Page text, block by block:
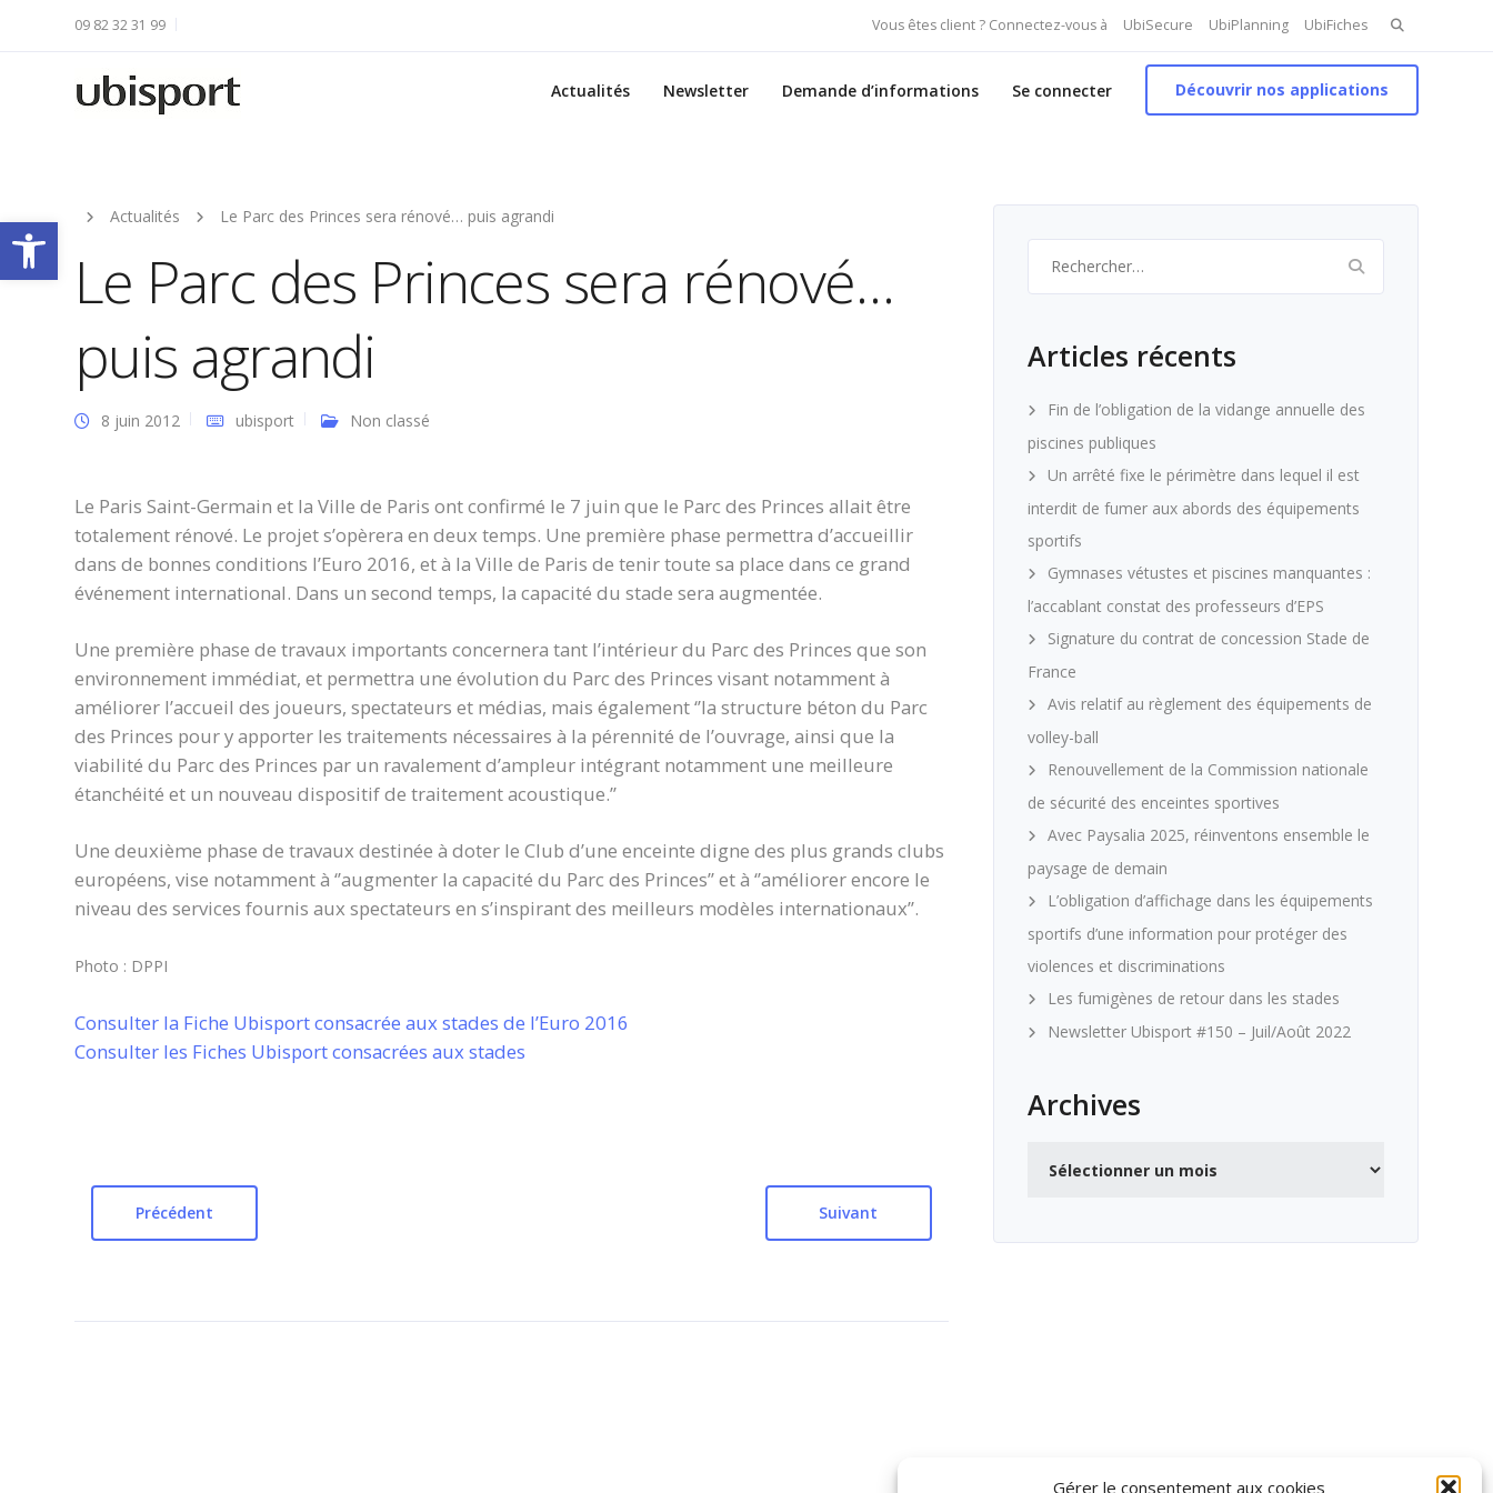
Ouvrir la barre d’outils
Gérer le consentement aux cookies
Vous êtes client ? Connectez-vous à UbiSecure UbiPlanning UbiFiches Search
for:
09 82 32 31 99
Actualités Newsletter Demande d’informations Se connecter Découvrir nos applications
Actualités Le Parc des Princes sera rénové… puis agrandi
Le Parc des Princes sera rénové…
puis agrandi
8 juin 2012 ubisport Non classé
Le Paris Saint-Germain et la Ville de Paris ont confirmé le 7 juin que le Parc des Princes allait être
totalement rénové. Le projet s’opèrera en deux temps. Une première phase permettra d’accueillir
dans de bonnes conditions l’Euro 2016, et à la Ville de Paris de tenir toute sa place dans ce grand
événement international. Dans un second temps, la capacité du stade sera augmentée.
Une première phase de travaux importants concernera tant l’intérieur du Parc des Princes que son
environnement immédiat, et permettra une évolution du Parc des Princes visant notamment à
améliorer l’accueil des joueurs, spectateurs et médias, mais également ‘’la structure béton du Parc
des Princes pour y apporter les traitements nécessaires à la pérennité de l’ouvrage, ainsi que la
viabilité du Parc des Princes par un ravalement d’ampleur intégrant notamment une meilleure
étanchéité et un nouveau dispositif de traitement acoustique.’’
Une deuxième phase de travaux destinée à doter le Club d’une enceinte digne des plus grands clubs
européens, vise notamment à ‘’augmenter la capacité du Parc des Princes’’ et à ‘’améliorer encore le
niveau des services fournis aux spectateurs en s’inspirant des meilleurs modèles internationaux’’.
Photo : DPPI
Consulter la Fiche Ubisport consacrée aux stades de l’Euro 2016
Consulter les Fiches Ubisport consacrées aux stades
Précédent Suivant
Articles récents
Fin de l’obligation de la vidange annuelle des
piscines publiques
Un arrêté fixe le périmètre dans lequel il est
interdit de fumer aux abords des équipements
sportifs
Gymnases vétustes et piscines manquantes :
l’accablant constat des professeurs d’EPS
Signature du contrat de concession Stade de
France
Avis relatif au règlement des équipements de
volley-ball
Renouvellement de la Commission nationale
de sécurité des enceintes sportives
Avec Paysalia 2025, réinventons ensemble le
paysage de demain
L’obligation d’affichage dans les équipements
sportifs d’une information pour protéger des
violences et discriminations
Les fumigènes de retour dans les stades
Newsletter Ubisport #150 – Juil/Août 2022
Archives